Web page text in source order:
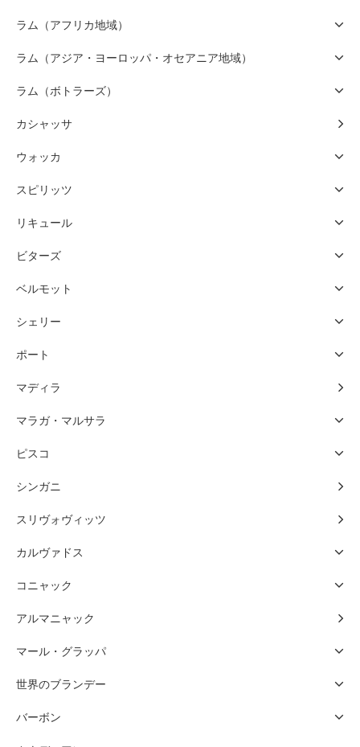
ラム（アフリカ地域）
ラム（アジア・ヨーロッパ・オセアニア地域）
ラム（ボトラーズ）
カシャッサ
ウォッカ
スピリッツ
リキュール
ビターズ
ベルモット
シェリー
ポート
マディラ
マラガ・マルサラ
ピスコ
シンガニ
スリヴォヴィッツ
カルヴァドス
コニャック
アルマニャック
マール・グラッパ
世界のブランデー
バーボン